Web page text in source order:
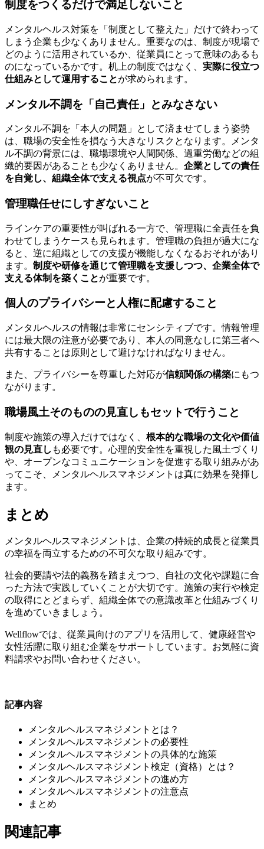
制度をつくるだけで満足しないこと
メンタルヘルス対策を「制度として整えた」だけで終わって
しまう企業も少なくありません。重要なのは、制度が現場で
どのように活用されているか、従業員にとって意味のあるも
のになっているかです。机上の制度ではなく、 実際に役立つ
仕組みとして運用することが求められます。
メンタル不調を「自己責任」とみなさない
メンタル不調を「本人の問題」として済ませてしまう姿勢
は、職場の安全性を損なう大きなリスクとなります。メンタ
ル不調の背景には、職場環境や人間関係、過重労働などの組
織的要因があることも少なくありません。 企業としての責任
を自覚し、組織全体で支える視点が不可欠です。
管理職任せにしすぎないこと
ラインケアの重要性が叫ばれる一方で、管理職に全責任を負
わせてしまうケースも見られます。管理職の負担が過大にな
ると、逆に組織としての支援が機能しなくなるおそれがあり
ます。 制度や研修を通じて管理職を支援しつつ、企業全体で
支える体制を築くことが重要です。
個人のプライバシーと人権に配慮すること
メンタルヘルスの情報は非常にセンシティブです。情報管理
には最大限の注意が必要であり、本人の同意なしに第三者へ
共有することは原則として避けなければなりません。
また、プライバシーを尊重した対応が信頼関係の構築にもつ
ながります。
職場風土そのものの見直しもセットで行うこと
制度や施策の導入だけではなく、 根本的な職場の文化や価値
観の見直し も必要です。心理的安全性を重視した風土づくり
や、オープンなコミュニケーションを促進する取り組みがあ
ってこそ、メンタルヘルスマネジメントは真に効果を発揮し
ます。
まとめ
メンタルヘルスマネジメントは、企業の持続的成長と従業員
の幸福を両立するための不可欠な取り組みです。
社会的要請や法的義務を踏まえつつ、自社の文化や課題に合
った方法で実践していくことが大切です。施策の実行や検定
の取得にとどまらず、組織全体での意識改革と仕組みづくり
を進めていきましょう。
Wellflowでは、従業員向けのアプリを活用して、健康経営や
女性活躍に取り組む企業をサポートしています。お気軽に資
料請求やお問い合わせください。
記事内容
メンタルヘルスマネジメントとは？
メンタルヘルスマネジメントの必要性
メンタルヘルスマネジメントの具体的な施策
メンタルヘルスマネジメント検定（資格）とは？
メンタルヘルスマネジメントの進め方
メンタルヘルスマネジメントの注意点
まとめ
関連記事